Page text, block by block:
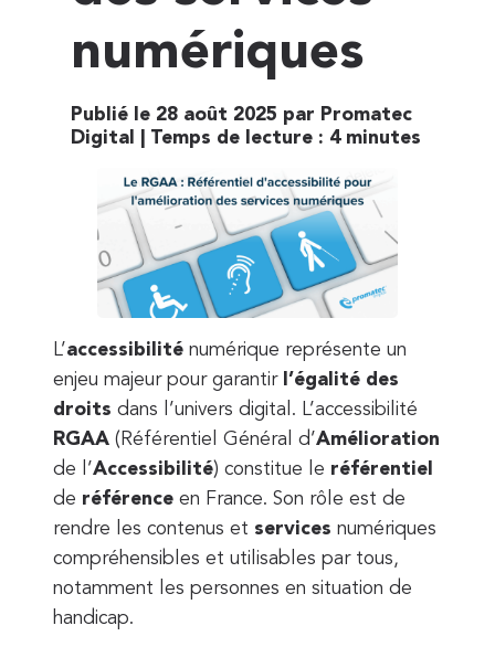
numériques
Publié le 28 août 2025 par Promatec
Digital | Temps de lecture : 4 minutes
L’accessibilité numérique représente un
enjeu majeur pour garantir l’égalité des
droits dans l’univers digital. L’accessibilité
RGAA (Référentiel Général d’Amélioration
de l’Accessibilité) constitue le référentiel
de référence en France. Son rôle est de
rendre les contenus et services numériques
compréhensibles et utilisables par tous,
notamment les personnes en situation de
handicap.